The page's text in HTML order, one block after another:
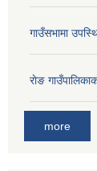
गाउँसभामा
राेङ
more